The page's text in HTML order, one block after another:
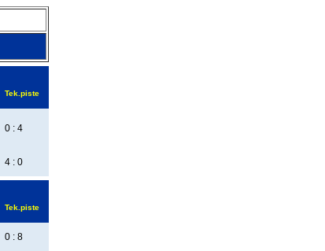
Tek.piste
0 : 4
4 : 0
Tek.piste
0 : 8